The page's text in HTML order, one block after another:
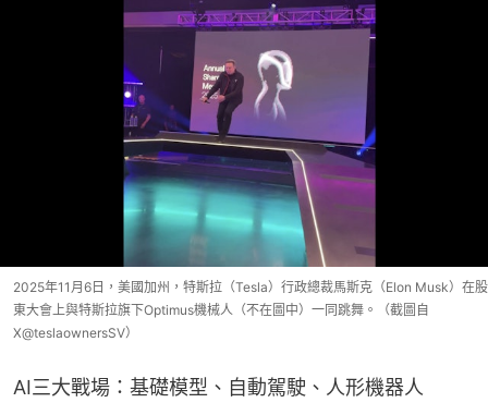
2025年11月6日，美國加州，特斯拉（Tesla）行政總裁馬斯克（Elon Musk）在股
東大會上與特斯拉旗下Optimus機械人（不在圖中）一同跳舞。（截圖自
X@teslaownersSV）
AI三大戰場：基礎模型、自動駕駛、人形機器人